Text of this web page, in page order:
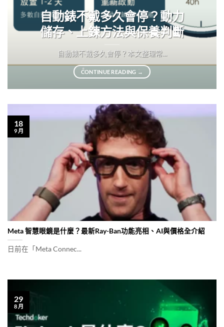
手錶資訊
自動錶不戴多久會停？動力
儲存、上鍊方法與保養判斷
自動錶不戴多久會停？本文整理常...
CONTINUE READING →
Meta 智慧眼鏡是什麼？最新Ray-Ban功能亮相、AI與價格全介紹
日前在「Meta Connec...
18
9 月
29
8 月